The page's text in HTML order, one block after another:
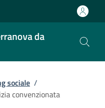
da
sociale /
convenzionata